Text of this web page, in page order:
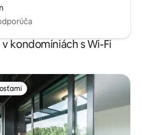
kondomíniách s Wi-Fi